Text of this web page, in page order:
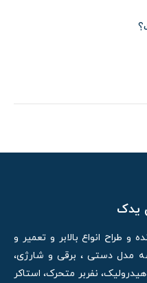
یدک
طراح انواع بالابر و تعمیر و
مدل دستی ، برقی و شارژی،
نفربر متحرک، استاکر